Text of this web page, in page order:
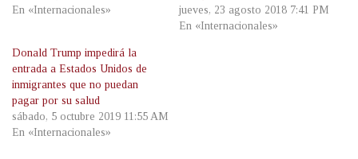
En «Internacionales»
jueves, 23 agosto 2018 7:41 PM
En «Internacionales»
Donald Trump impedirá la
entrada a Estados Unidos de
inmigrantes que no puedan
pagar por su salud
sábado, 5 octubre 2019 11:55 AM
En «Internacionales»